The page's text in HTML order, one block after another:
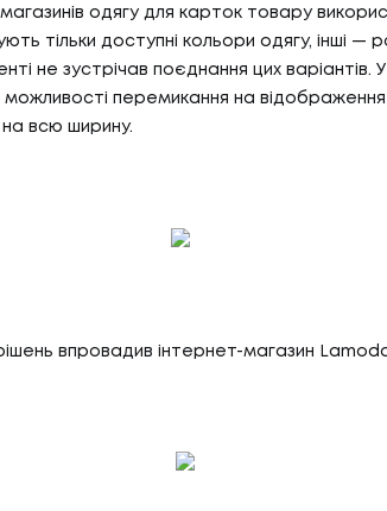
магазинів одягу для карток товару
тільки доступні кольори одягу, інші —
не зустрічав поєднання цих
перемикання на
на всю ширину.
впровадив інтернет-магазин